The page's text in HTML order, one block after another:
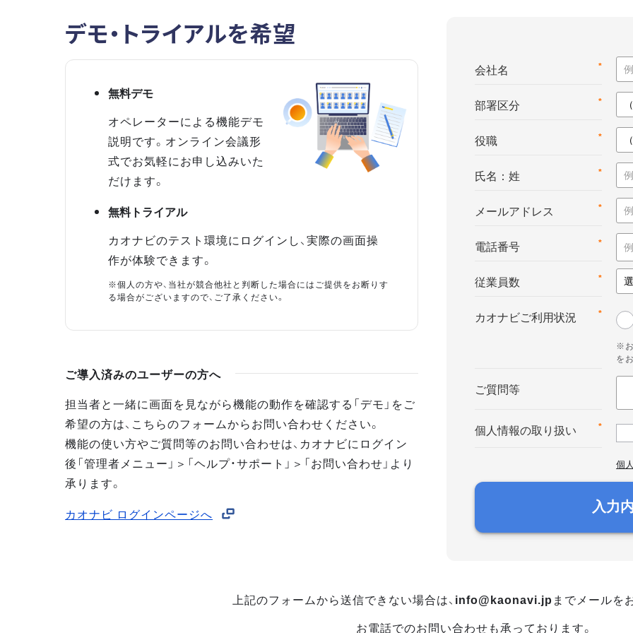
デモ・トライアルを希望
無料デモ
オペレーターによる機能デモ
説明です。オンライン会議形
式でお気軽にお申し込みいた
だけます。
無料トライアル
カオナビのテスト環境にログインし、実際の画面操
作が体験できます。
※個人の方や、当社が競合他社と判断した場合にはご提供をお断りす
る場合がございますので、ご了承ください。
ご導入済みのユーザーの方へ
担当者と一緒に画面を見ながら機能の動作を確認する「デモ」をご
希望の方は、こちらのフォームからお問い合わせください。
機能の使い方やご質問等のお問い合わせは、カオナビにログイン
後「管理者メニュー」＞「ヘルプ・サポート」＞「お問い合わせ」より
承ります。
カオナビ ログインページへ
*
会社名
*
部署区分
*
役職
*
氏名：姓
*
メールアドレス
*
電話番号
*
従業員数
*
カオナビご利用状況
※お
を
ご質問等
*
個人情報の取り扱い
個
入力
上記のフォームから送信できない場合は、 info@kaonavi.jp までメールを
お電話でのお問い合わせも承っております。